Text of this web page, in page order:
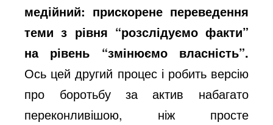
медійний: прискорене переведення
теми з рівня “розслідуємо факти”
на рівень “змінюємо власність”.
Ось цей другий процес і робить версію
про боротьбу за актив набагато
переконливішою, ніж просте